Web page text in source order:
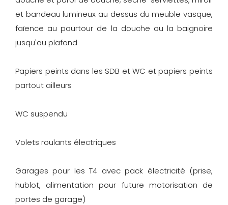
et bandeau lumineux au dessus du meuble vasque,
faïence au pourtour de la douche ou la baignoire
jusqu'au plafond
Papiers peints dans les SDB et WC et papiers peints
partout ailleurs
WC suspendu
Volets roulants électriques
Garages pour les T4 avec pack électricité (prise,
hublot, alimentation pour future motorisation de
portes de garage)